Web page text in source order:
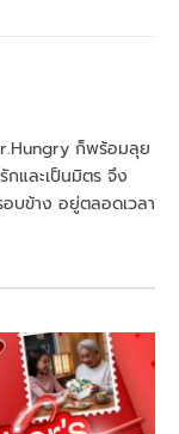
ก็พร้อมลุย
และเป็นมิตร จึง
อบข้าง อยู่ตลอดเวลา